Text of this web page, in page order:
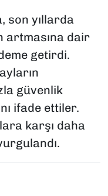
son yıllarda
artmasına dair
getirdi.
güvenlik
ifade ettiler.
karşı daha